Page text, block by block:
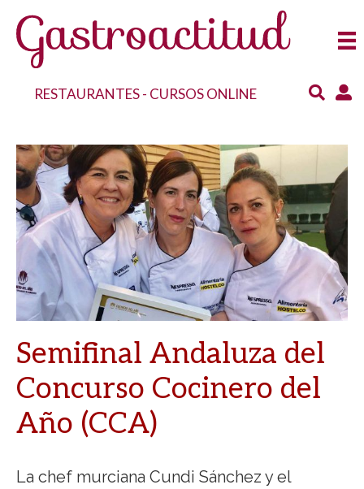
RESTAURANTES- CURSOS ONLINE
Semifinal Andaluza del
Concurso Cocinero del
Año (CCA)
La chef murciana Cundi Sánchez y el